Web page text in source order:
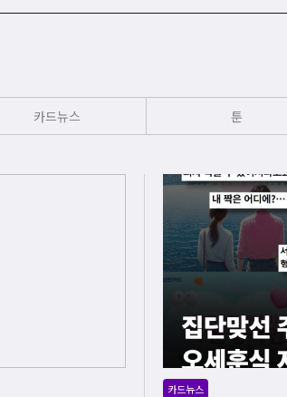
카드뉴스 툰
카드뉴스